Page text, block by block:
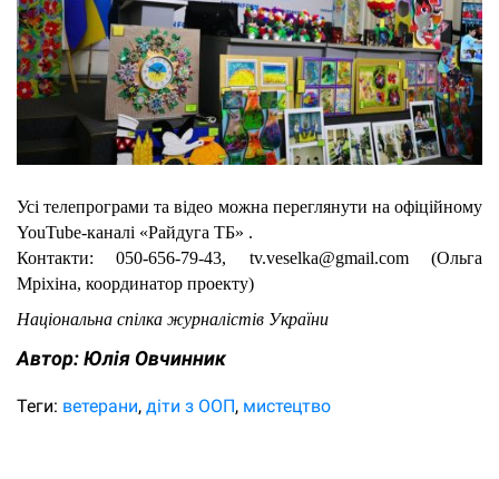
Усі телепрограми та відео можна переглянути на офіційному
YouTube-каналі «Райдуга ТБ» .
Контакти: 050-656-79-43, tv.veselka@gmail.com (Ольга
Мріхіна, координатор проекту)
Національна спілка журналістів України
Автор:Юлiя Овчинник
Теги: ветерани діти з ООП мистецтво